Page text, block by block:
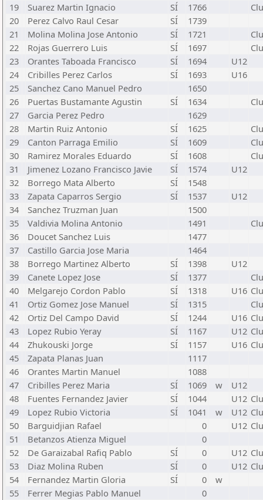
19
Suarez Martin Ignacio SÍ 1766
20
Perez Calvo Raul Cesar SÍ
1739
21
Molina Molina Jose Antonio SÍ 1721
22
Rojas Guerrero Luis SÍ 1697
23
Orantes Taboada Francisco SÍ 1694
U12
24
Cribilles Perez Carlos SÍ 1693
U16
25
Sanchez Cano Manuel Pedro
1650
26
Puertas Bustamante Agustin SÍ 1634
27
Garcia Perez Pedro
1629
28
Martin Ruiz Antonio SÍ 1625
29
Canton Parraga Emilio SÍ 1609
30
Ramirez Morales Eduardo SÍ 1608
31
Jimenez Lozano Francisco Javie SÍ 1574
U12
32
Borrego Mata Alberto SÍ
1548
33
Zapata Caparros Sergio SÍ 1537
U12
34
Sanchez Truzman Juan
1500
35
Valdivia Molina Antonio 1491
36
Doucet Sanchez Luis
1477
37
Castillo Garcia Jose Maria
1464
38
Borrego Martinez Alberto SÍ 1398
U12
39
Canete Lopez Jose SÍ 1377
40
Melgarejo Cordon Pablo SÍ 1318 U16
41
Ortiz Gomez Jose Manuel SÍ 1315
42
Ortiz Del Campo David SÍ 1244 U16
43
Lopez Rubio Yeray SÍ 1167 U12
44
Zhukouski Jorge SÍ 1157 U16
45
Zapata Planas Juan
1117
46
Orantes Martin Manuel
1088
47
Cribilles Perez Maria SÍ 1069 w
U12
48
Fuentes Fernandez Javier SÍ 1044 U12
49
Lopez Rubio Victoria SÍ 1041 w U12
50
Barguidjian Rafael 0 U12
51
Betanzos Atienza Miguel
0
52
De Garaizabal Rafiq Pablo SÍ 0 U12
53
Diaz Molina Ruben SÍ 0 U12
54
Fernandez Martin Gloria SÍ 0
w
55
Ferrer Megias Pablo Manuel
0